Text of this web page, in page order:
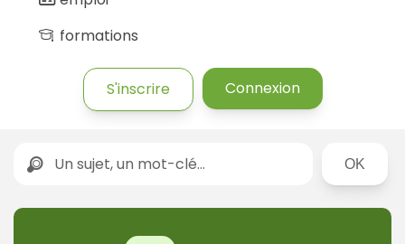
formations
S'inscrire Connexion
Rechercher